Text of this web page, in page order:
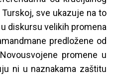
sve ukazuje na to
diskursu velikih promena
predložene od
promene u
ni u naznakama zaštitu